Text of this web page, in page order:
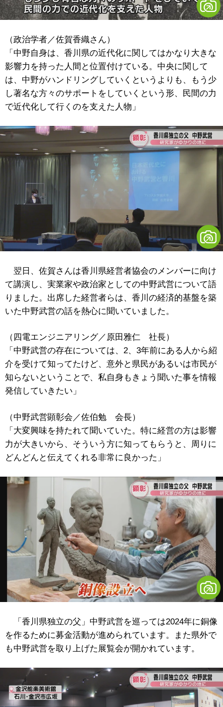
（政治学者／佐賀香織さん）
「中野自身は、香川県の近代化に関してはかなり大きな
影響力を持った人間と位置付けている。中央に関して
は、中野がハンドリングしていくというよりも、もう少
し著名な方々のサポートをしていくという形、民間の力
で近代化して行くのを支えた人物」
翌日、佐賀さんは香川県経営者協会のメンバーに向け
て講演し、実業家や政治家としての中野武営について語
りました。出席した経営者らは、香川の経済的基盤を築
いた中野武営の話を熱心に聞いていました。
（四電エンジニアリング／原田雅仁 社長）
「中野武営の存在については、2、3年前にある人から紹
介を受けて知ってたけど、意外と県民があるいは市民が
知らないということで、私自身もきょう聞いた事を情報
発信していきたい」
（中野武営顕彰会／佐伯勉 会長）
「大変興味を持たれて聞いていた。特に経営の方は影響
力が大きいから、そういう方に知ってもらうと、周りに
どんどんと伝えてくれる非常に良かった」
「香川県独立の父」中野武営を巡っては2024年に銅像
を作るために募金活動が進められています。また県外で
も中野武営を取り上げた展覧会が開かれています。